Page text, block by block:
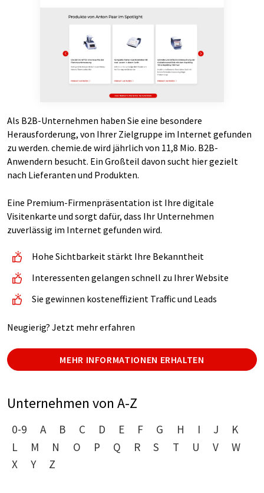
Als B2B-Unternehmen haben Sie eine besondere
Herausforderung, von Ihrer Zielgruppe im Internet gefunden
zu werden. chemie.de wird jährlich von 11,8 Mio. B2B-
Anwendern besucht. Ein Großteil davon sucht hier gezielt
nach Lieferanten und Produkten.
Eine Premium-Firmenpräsentation ist Ihre digitale
Visitenkarte und sorgt dafür, dass Ihr Unternehmen
zuverlässig im Internet gefunden wird.
Hohe Sichtbarkeit stärkt Ihre Bekanntheit
Interessenten gelangen schnell zu Ihrer Website
Sie gewinnen kosteneffizient Traffic und Leads
Neugierig? Jetzt mehr erfahren
MEHR INFORMATIONEN ERHALTEN
Unternehmen von A-Z
0-9 A B C D E F G H I J
K
L
M N O P Q R S T U V
W
X
Y Z